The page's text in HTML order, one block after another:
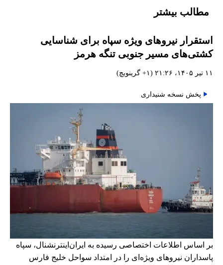
مطالب بیشتر
استقرار نیروهای ویژه سپاه برای شناسایی
کشتی‌های مسیر جنوبی تنگه هرمز
۱۱ تیر ۱۴۰۵، ۲۱:۲۶ (‎+۱ گرینویچ)
پخش نسخه شنیداری
بر اساس اطلاعات اختصاصی رسیده به ایران‌اینترنشنال، سپاه
پاسداران نیروهای ویژه‌ای را در امتداد سواحل خلیج فارس